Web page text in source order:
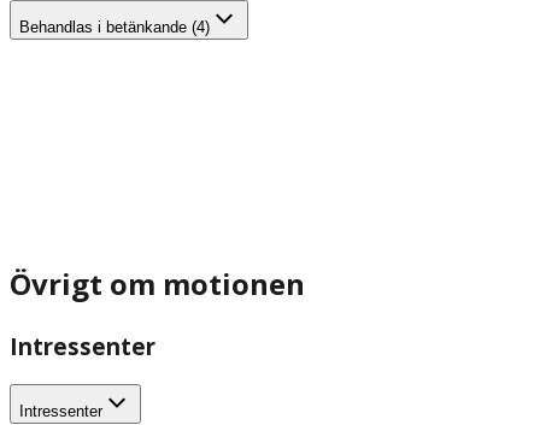
Behandlas i betänkande (4)
Övrigt om motionen
Intressenter
Intressenter